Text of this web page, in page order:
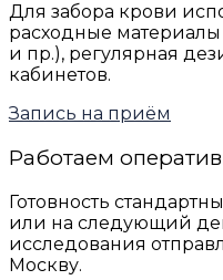
Для забора крови
расходные
и пр.), регулярная
кабинетов.
Запись на приём
Работаем
Готовность
или на следующий
исследования
Москву.